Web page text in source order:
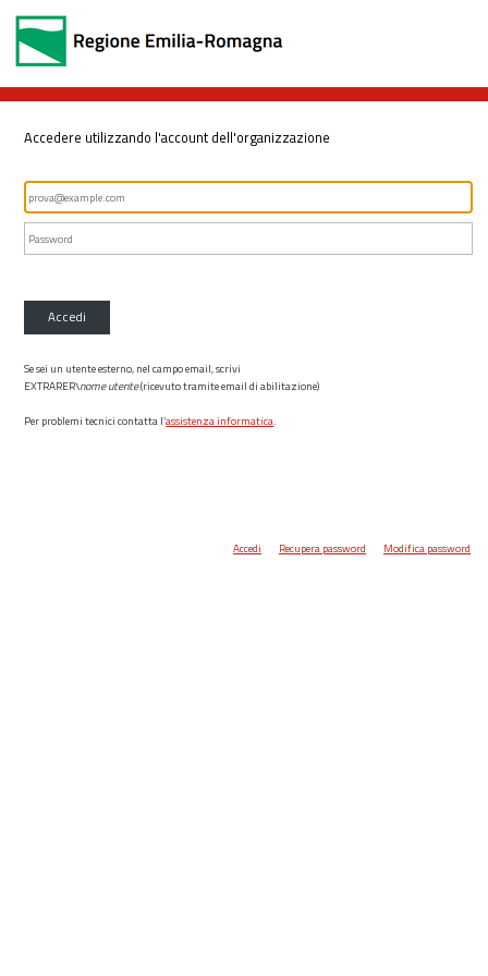
Accedere utilizzando l'account dell'organizzazione
Accedi
Se sei un utente esterno, nel campo email, scrivi
EXTRARER\nome utente(ricevuto tramite email di abilitazione)
Per problemi tecnici contatta l’assistenza informatica.
Accedi Recupera password Modifica password